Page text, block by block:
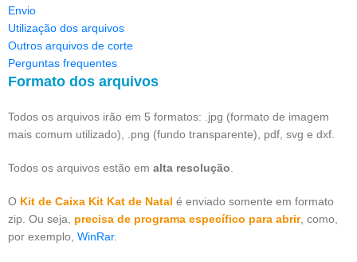
Envio
Utilização dos arquivos
Outros arquivos de corte
Perguntas frequentes
Formato dos arquivos
Todos os arquivos irão em 5 formatos: .jpg (formato de imagem
mais comum utilizado), .png (fundo transparente), pdf, svg e dxf.
Todos os arquivos estão em alta resolução
O Kit de Caixa Kit Kat de Natal é enviado somente em formato
zip. Ou seja, precisa de programa específico para abrir, como,
por exemplo, WinRar.